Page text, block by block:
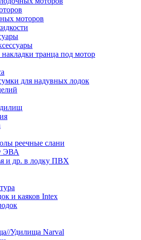
моторов
транца под мотор
для надувных лодок
реечные слани
ЭВА
и др. в лодку ПВХ
и каяков Intex
Удилища Narval